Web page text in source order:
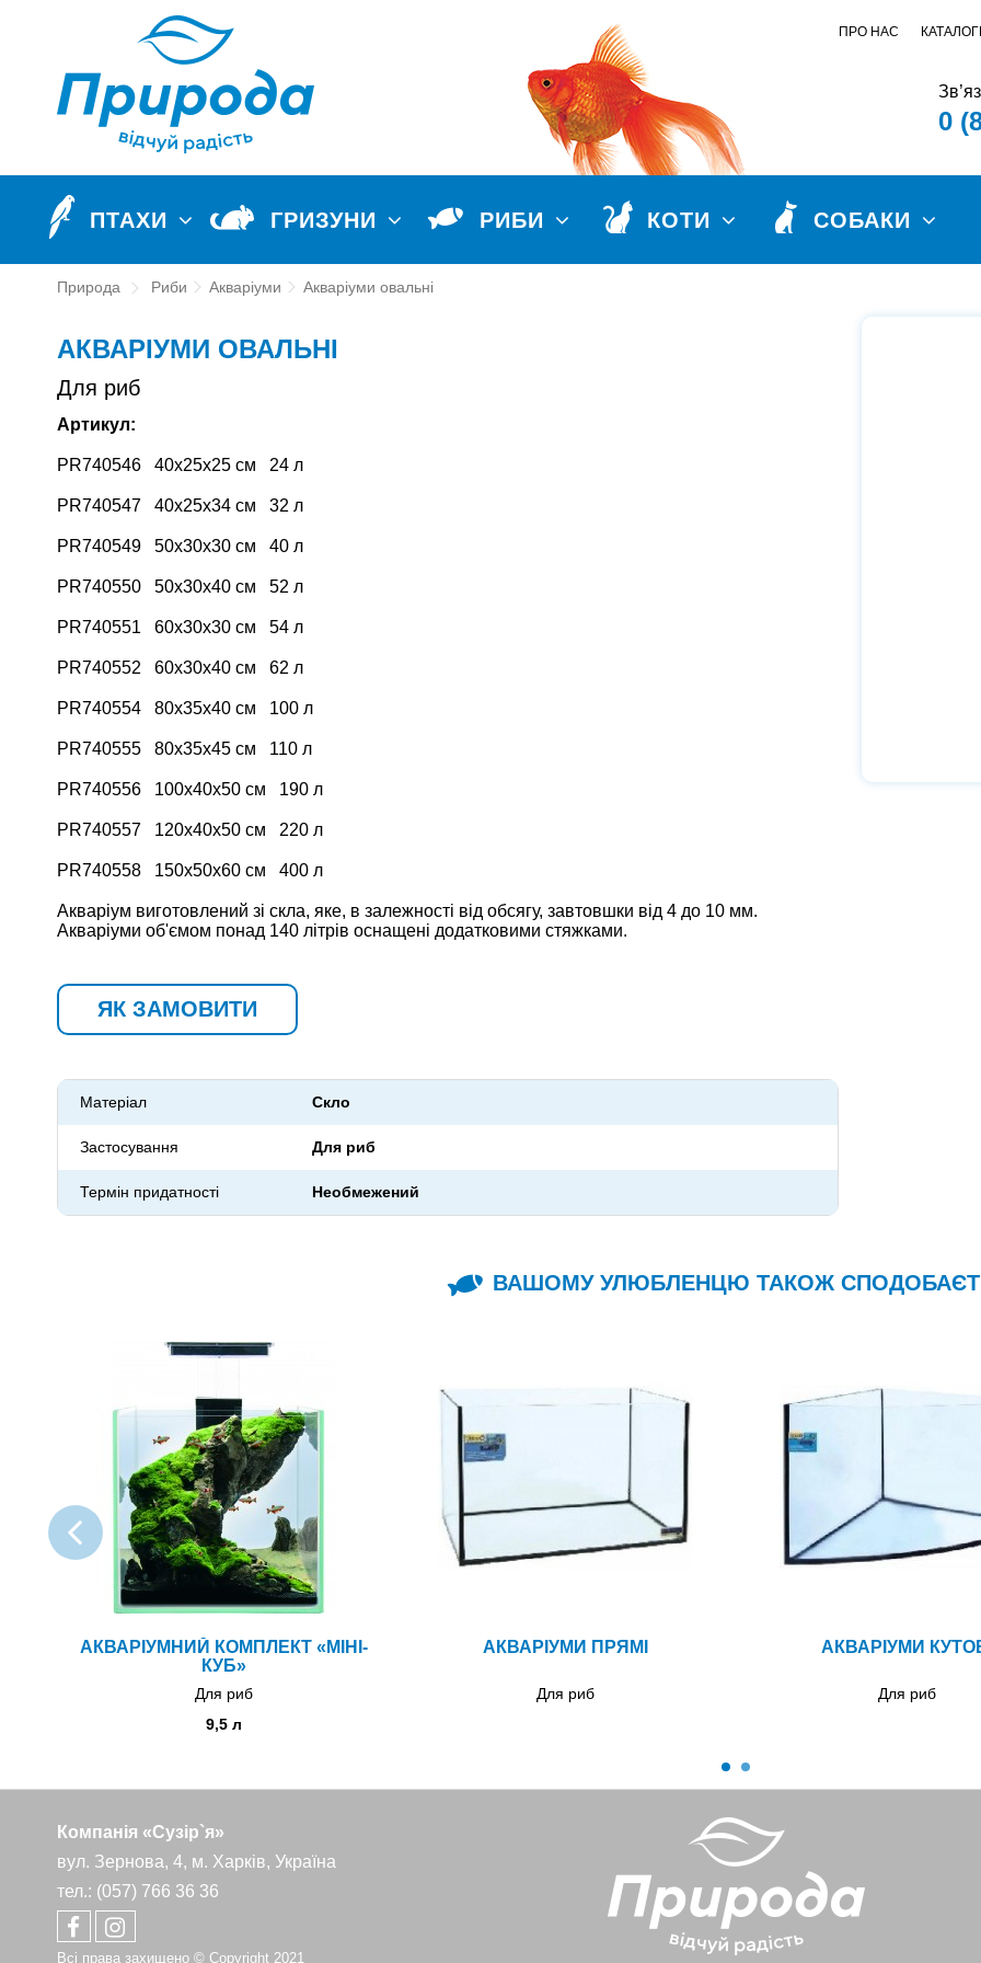
ПРО НАС
0
ПТАХИ ГРИЗУНИ РИБИ КОТИ СОБАКИ
Природа Риби Акваріуми Акваріуми овальні
АКВАРІУМИ ОВАЛЬНІ
Для риб
Артикул:
PR740546 40х25х25 см 24 л
PR740547 40х25х34 см 32 л
PR740549 50х30х30 см 40 л
PR740550 50х30х40 см 52 л
PR740551 60х30х30 см 54 л
PR740552 60х30х40 см 62 л
PR740554 80х35х40 см 100 л
PR740555 80х35х45 см 110 л
PR740556 100х40х50 см 190 л
PR740557 120х40х50 см 220 л
PR740558 150х50х60 см 400 л
Акваріум виготовлений зі скла, яке, в залежності від обсягу, завтовшки від 4 до 10 мм.
Акваріуми об'ємом понад 140 літрів оснащені додатковими стяжками.
ЯК ЗАМОВИТИ
Матеріал Скло
Застосування Для риб
Термін придатності Необмежений
ВАШОМУ УЛЮБЛЕНЦЮ ТАКОЖ
АКВАРІУМНИЙ КОМПЛЕКТ «МІНІ-
КУБ»
Для риб
9,5 л
АКВАРІУМИ ПРЯМІ
Для риб
АКВАРІУМИ
Для риб
Компанія «Сузір`я»
вул. Зернова, 4, м. Харків, Україна
тел.: (057) 766 36 36
Всі права захищено © Copyright 2021